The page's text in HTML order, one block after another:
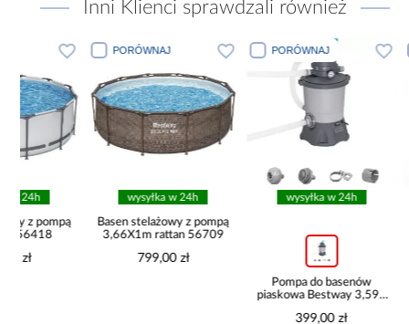
Inni Klienci sprawdzali również
PORÓWNAJ
wysyłka w 24h
Basen stelażowy z pompą
3,66X1m rattan 56709
PORÓWNAJ
wysyłka w 24h
Pompa do basenów
piaskowa Bestway 3,596